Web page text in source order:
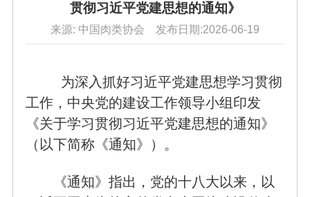
贯彻习近平党建思想的通知》
来源: 中国肉类协会 发布日期:2026-06-19
为深入抓好习近平党建思想学习贯彻
工作，中央党的建设工作领导小组印发
《关于学习贯彻习近平党建思想的通知》
（以下简称《通知》）。
《通知》指出，党的十八大以来，以